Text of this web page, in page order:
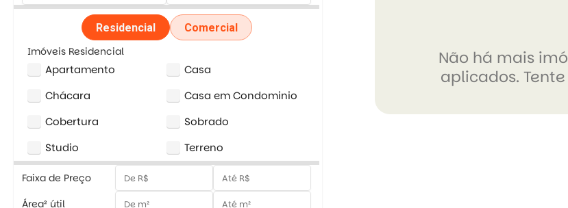
Residencial Comercial
Imóveis Residencial
Apartamento
Casa
Chácara
Casa em Condominio
Cobertura
Sobrado
Studio
Terreno
Faixa de Preço
Área² útil
Não há mais
aplicados.